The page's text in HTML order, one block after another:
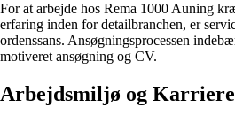
For at arbejde hos Rema 1000 Auning
erfaring inden for detailbranchen, er
ordenssans. Ansøgningsprocessen
motiveret ansøgning og CV.
Arbejdsmiljø og